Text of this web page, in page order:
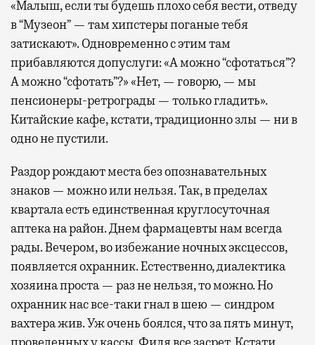
«Малыш, если ты будешь плохо себя вести, отведу
в “Музеон” — там хипстеры поганые тебя
затискают». Одновременно с этим там
прибавляются допуслуги: «А можно “сфотаться”?
А можно “сфотать”?» «Нет, — говорю, — мы
пенсионеры-ретрограды — только гладить».
Китайские кафе, кстати, традиционно злы — ни в
одно не пустили.
Раздор рождают места без опознавательных
знаков — можно или нельзя. Так, в пределах
квартала есть единственная круглосуточная
аптека на район. Днем фармацевты нам всегда
рады. Вечером, во избежание ночных эксцессов,
появляется охранник. Естественно, диалектика
хозяина проста — раз не нельзя, то можно. Но
охранник нас все-таки гнал в шею — синдром
вахтера жив. Уж очень боялся, что за пять минут,